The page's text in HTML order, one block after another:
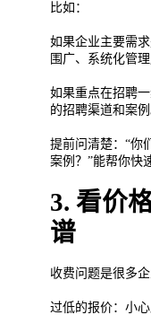
比如：
如果企业主要需
围广、系统化管理
如果重点在招聘
的招聘渠道和案例
提前问清楚：“你
案例？”能帮你快
3. 看价
谱
收费问题是很多
过低的报价：小